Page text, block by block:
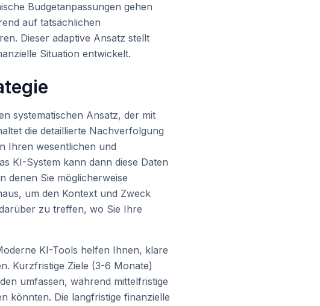
Budgetanpassungen gehen
auf tatsächlichen
Dieser adaptive Ansatz stellt
Situation entwickelt.
systematischen Ansatz, der mit
die detaillierte Nachverfolgung
Ihren wesentlichen und
KI-System kann dann diese Daten
denen Sie möglicherweise
um den Kontext und Zweck
zu treffen, wo Sie Ihre
KI-Tools helfen Ihnen, klare
Kurzfristige Ziele (3-6 Monate)
umfassen, während mittelfristige
könnten. Die langfristige finanzielle